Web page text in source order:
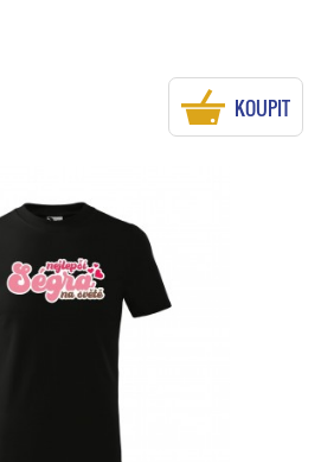
KOUPIT